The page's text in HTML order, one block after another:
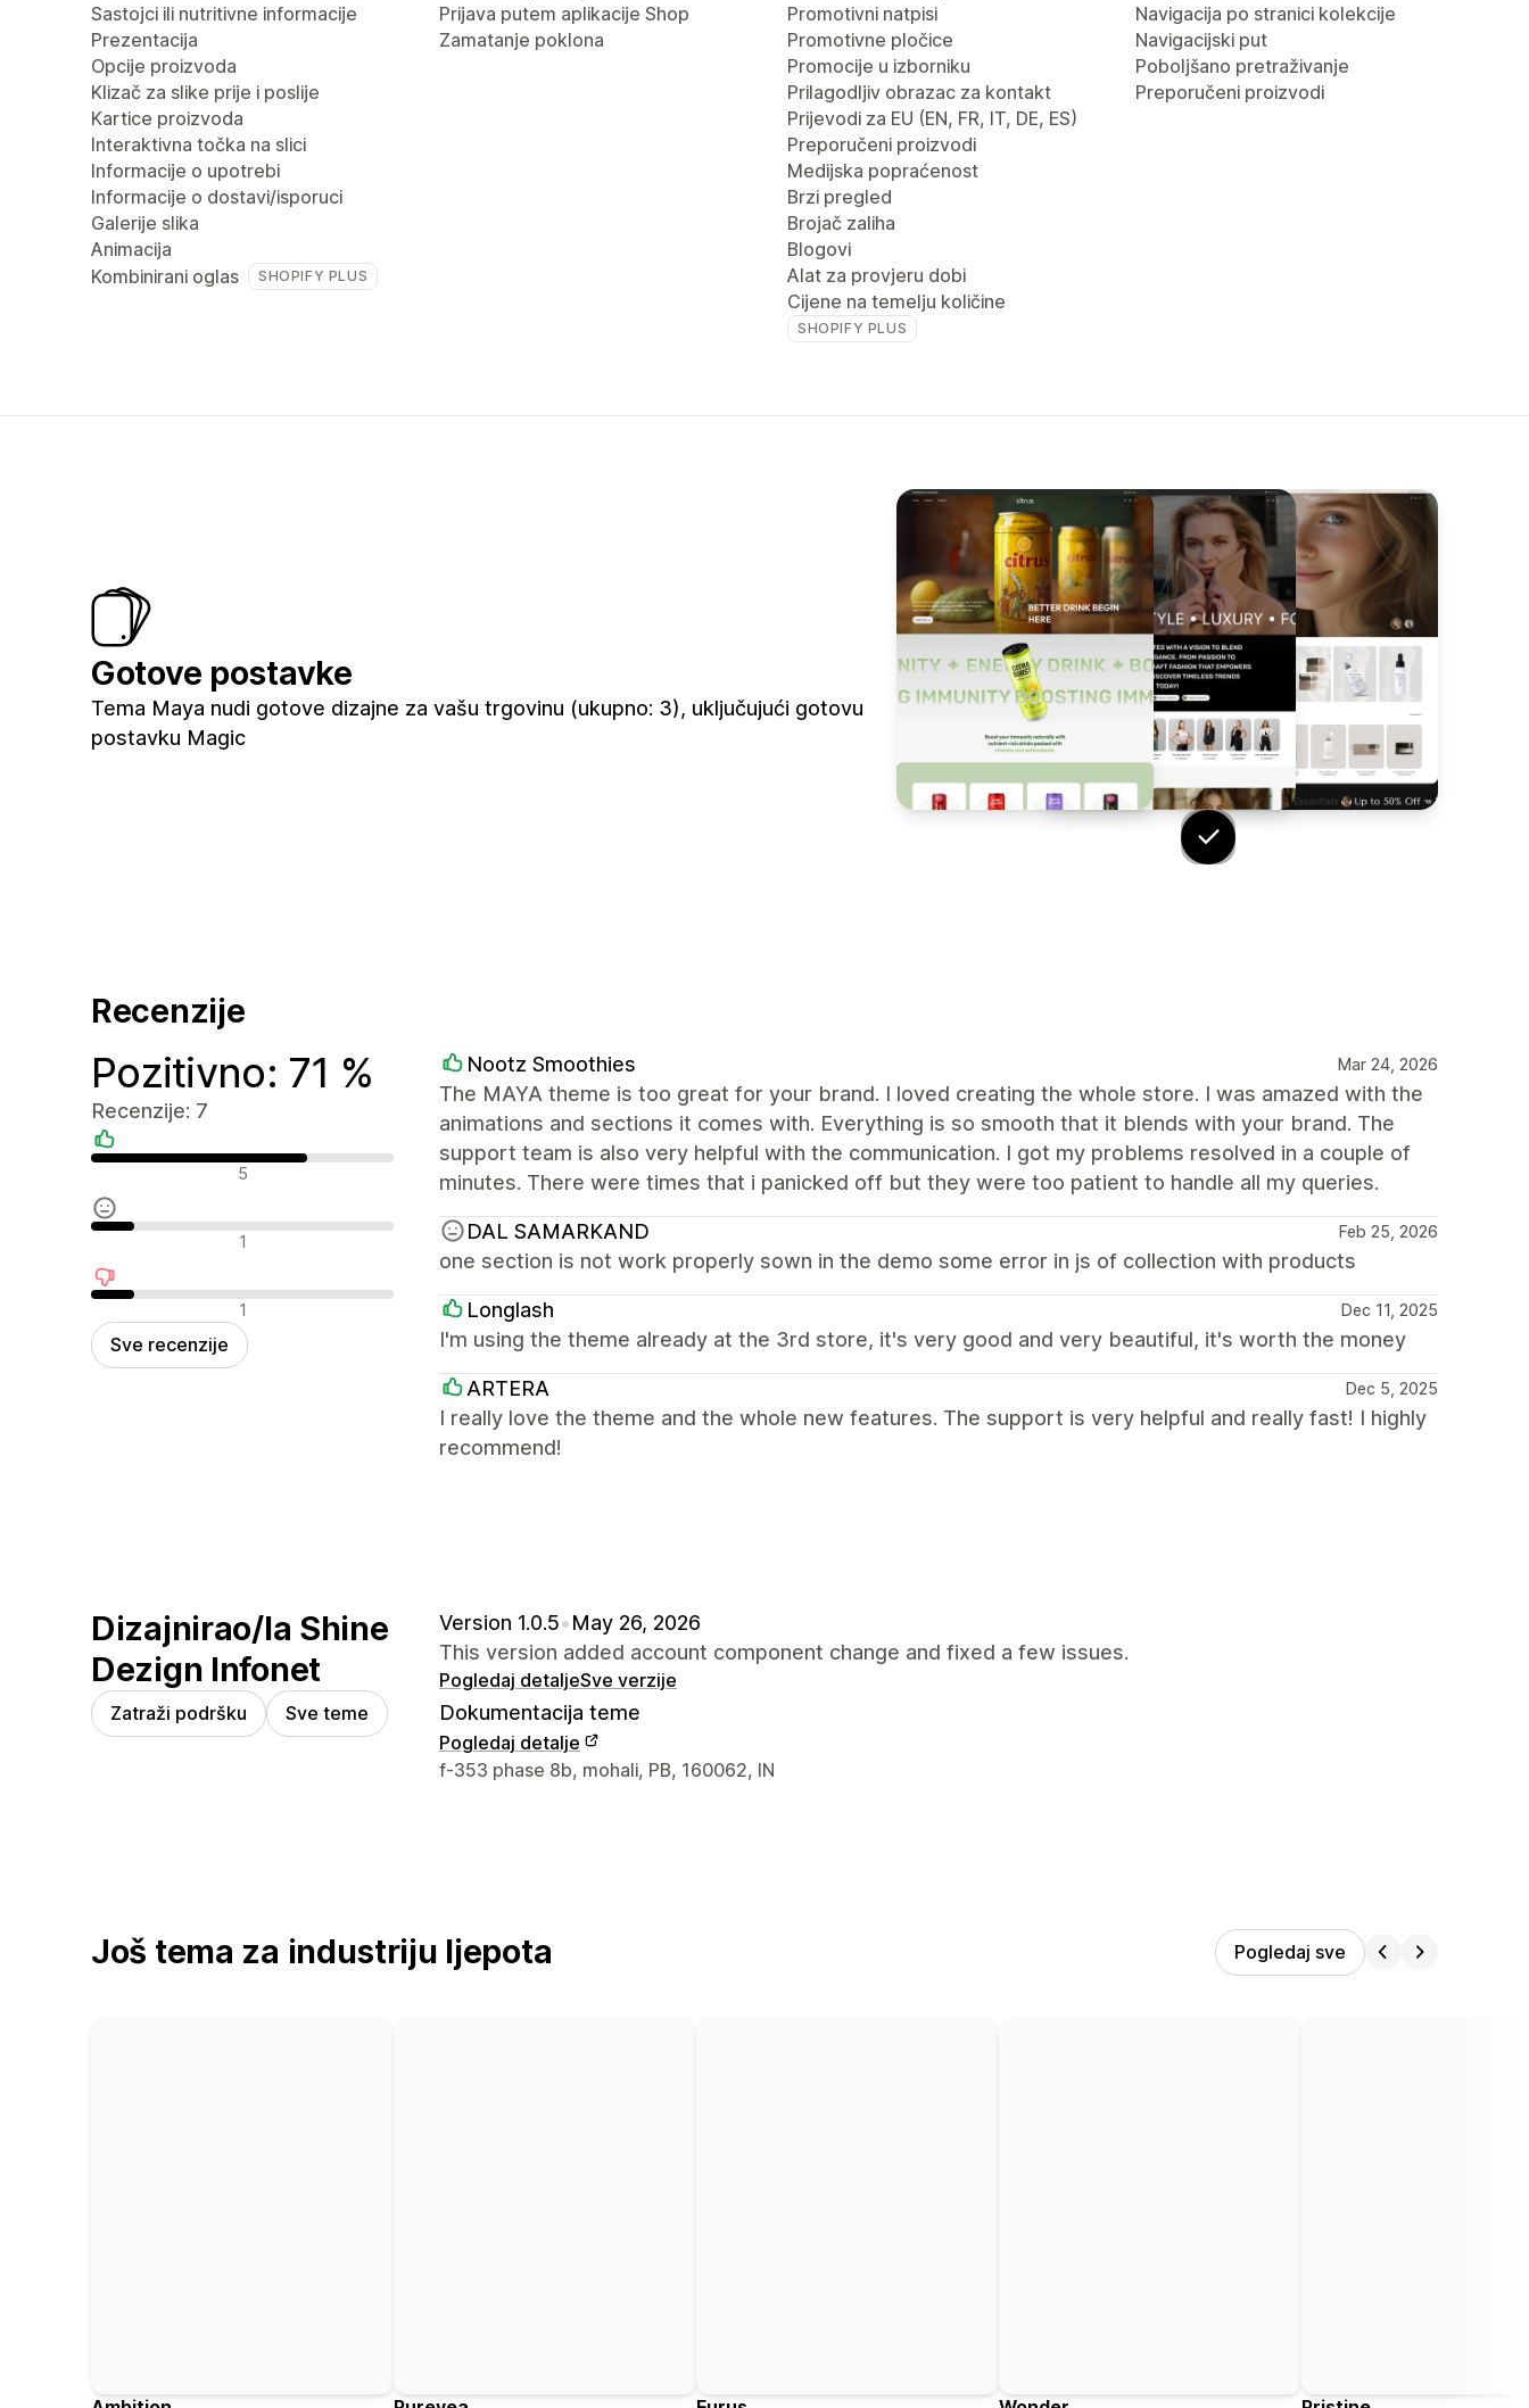
Sastojci ili nutritivne informacije
Prezentacija
Opcije proizvoda
Klizač za slike prije i poslije
Kartice proizvoda
Interaktivna točka na slici
Informacije o upotrebi
Informacije o dostavi/isporuci
Galerije slika
Animacija
Kombinirani oglas
SHOPIFY PLUS
Prijava putem aplikacije Shop
Zamatanje poklona
Promotivni natpisi
Promotivne pločice
Promocije u izborniku
Prilagodljiv obrazac za kontakt
Prijevodi za EU (EN, FR, IT, DE, ES)
Preporučeni proizvodi
Medijska popraćenost
Brzi pregled
Brojač zaliha
Blogovi
Alat za provjeru dobi
Cijene na temelju količine
SHOPIFY PLUS
Navigacija po stranici kolekcije
Navigacijski put
Poboljšano pretraživanje
Preporučeni proizvodi
Gotove postavke
Tema Maya nudi gotove dizajne za vašu trgovinu (ukupno: 3), uključujući gotovu
postavku Magic
Recenzije
Pozitivno: 71 %
Recenzije: 7
Pozitivne recenzije
5
Neutralne recenzije
1
Negativne recenzije
1
Sve recenzije
Nootz Smoothies Mar 24, 2026
The MAYA theme is too great for your brand. I loved creating the whole store. I was amazed with the
animations and sections it comes with. Everything is so smooth that it blends with your brand. The
support team is also very helpful with the communication. I got my problems resolved in a couple of
minutes. There were times that i panicked off but they were too patient to handle all my queries.
DAL SAMARKAND Feb 25, 2026
one section is not work properly sown in the demo some error in js of collection with products
Longlash Dec 11, 2025
I'm using the theme already at the 3rd store, it's very good and very beautiful, it's worth the money
ARTERA Dec 5, 2025
I really love the theme and the whole new features. The support is very helpful and really fast! I highly
recommend!
Dizajnirao/la Shine
Dezign Infonet
Zatraži podršku Sve teme
Version 1.0.5•May 26, 2026
This version added account component change and fixed a few issues.
Pogledaj detaljeSve verzije
Dokumentacija teme
Pogledaj detalje
Podaci za kontakt dizajnera
f-353 phase 8b, mohali, PB, 160062, IN
Još tema za industriju ljepota Pogledaj sve